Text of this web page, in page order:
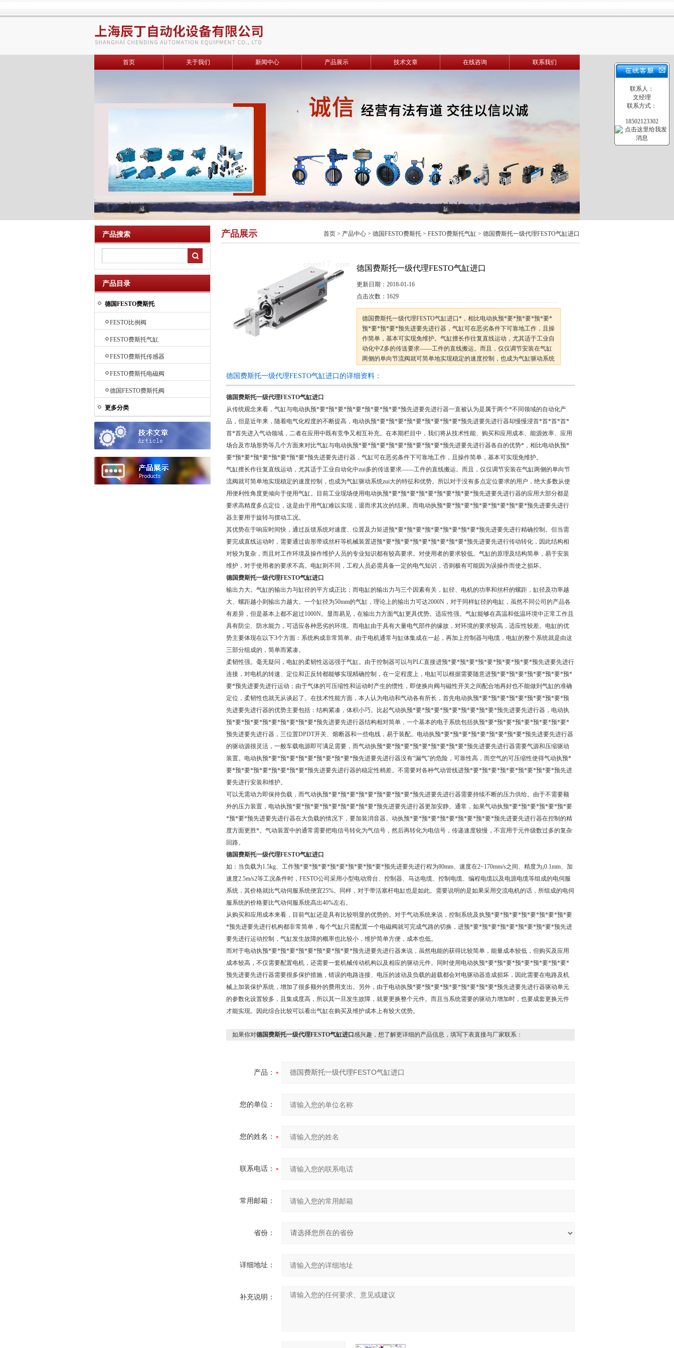
首页 关于我们 新闻中心 产品展示 技术文章 在线咨询 联系我们
产品搜索
产品目录
德国FESTO费斯托
FESTO比例阀
FESTO费斯托气缸
FESTO费斯托传感器
FESTO费斯托电磁阀
德国FESTO费斯托阀
更多分类
产品展示 首页 > 产品中心 > 德国FESTO费斯托 > FESTO费斯托气缸 > 德国费斯托一级代理FESTO气缸进口
德国费斯托一级代理FESTO气缸进口
更新日期： 2018-01-16
点击次数： 1629
德国费斯托一级代理FESTO气缸进口*，相比电动执预*要*预*要*预*要*
预*要*预*要*预先进要先进行器，气缸可在恶劣条件下可靠地工作，且操
作简单，基本可实现免维护。气缸擅长作往复直线运动，尤其适于工业自
动化中Z多的传送要求——工件的直线搬运。而且，仅仅调节安装在气缸
两侧的单向节流阀就可简单地实现稳定的速度控制，也成为气缸驱动系统
便利性角度更倾向于使用气缸。
德国费斯托一级代理FESTO气缸进口的详细资料：
德国费斯托一级代理FESTO气缸进口
从传统观念来看，气缸与电动执预*要*预*要*预*要*预*要*预*要*预先进要先进行器一直被认为是属于两个*不同领域的自动化产
品，但是近年来，随着电气化程度的不断提高，电动执预*要*预*要*预*要*预*要*预*要*预先进要先进行器却慢慢浸首*首*首*首*
首*首先进入气动领域，二者在应用中既有竞争又相互补充。在本期栏目中，我们将从技术性能、购买和应用成本、能源效率、应用
场合及市场形势等几个方面来对比气缸与电动执预*要*预*要*预*要*预*要*预*要*预先进要先进行器各自的优势*，相比电动执预*
要*预*要*预*要*预*要*预*要*预先进要先进行器，气缸可在恶劣条件下可靠地工作，且操作简单，基本可实现免维护。
气缸擅长作往复直线运动，尤其适于工业自动化中zui多的传送要求——工件的直线搬运。而且，仅仅调节安装在气缸两侧的单向节
流阀就可简单地实现稳定的速度控制，也成为气缸驱动系统zui大的特征和优势。所以对于没有多点定位要求的用户，绝大多数从使
用便利性角度更倾向于使用气缸。目前工业现场使用电动执预*要*预*要*预*要*预*要*预*要*预先进要先进行器的应用大部分都是
要求高精度多点定位，这是由于用气缸难以实现，退而求其次的结果。而电动执预*要*预*要*预*要*预*要*预*要*预先进要先进行
器主要用于旋转与摆动工况。
其优势在于响应时间快，通过反馈系统对速度、位置及力矩进预*要*预*要*预*要*预*要*预*要*预先进要先进行精确控制。但当需
要完成直线运动时，需要通过齿形带或丝杆等机械装置进预*要*预*要*预*要*预*要*预*要*预先进要先进行传动转化，因此结构相
对较为复杂，而且对工作环境及操作维护人员的专业知识都有较高要求。对使用者的要求较低。气缸的原理及结构简单，易于安装
维护，对于使用者的要求不高。电缸则不同，工程人员必需具备一定的电气知识，否则极有可能因为误操作而使之损坏。
德国费斯托一级代理FESTO气缸进口
输出力大。气缸的输出力与缸径的平方成正比；而电缸的输出力与三个因素有关，缸径、电机的功率和丝杆的螺距，缸径及功率越
大、螺距越小则输出力越大。一个缸径为50mm的气缸，理论上的输出力可达2000N，对于同样缸径的电缸，虽然不同公司的产品各
有差异，但是基本上都不超过1000N。显而易见，在输出力方面气缸更具优势。适应性强。气缸能够在高温和低温环境中正常工作且
具有防尘、防水能力，可适应各种恶劣的环境。而电缸由于具有大量电气部件的缘故，对环境的要求较高，适应性较差。电缸的优
势主要体现在以下3个方面：系统构成非常简单。由于电机通常与缸体集成在一起，再加上控制器与电缆，电缸的整个系统就是由这
三部分组成的，简单而紧凑。
柔韧性强。毫无疑问，电缸的柔韧性远远强于气缸。由于控制器可以与PLC直接进预*要*预*要*预*要*预*要*预*要*预先进要先进行
连接，对电机的转速、定位和正反转都能够实现精确控制，在一定程度上，电缸可以根据需要随意进预*要*预*要*预*要*预*要*预*
要*预先进要先进行运动；由于气体的可压缩性和运动时产生的惯性，即使换向阀与磁性开关之间配合地再好也不能做到气缸的准确
定位，柔韧性也就无从谈起了。在技术性能方面，本人认为电动和气动各有所长，首先电动执预*要*预*要*预*要*预*要*预*要*预
先进要先进行器的优势主要包括：结构紧凑，体积小巧。比起气动执预*要*预*要*预*要*预*要*预*要*预先进要先进行器，电动执
预*要*预*要*预*要*预*要*预*要*预先进要先进行器结构相对简单，一个基本的电子系统包括执预*要*预*要*预*要*预*要*预*要*
预先进要先进行器，三位置DPDT开关、熔断器和一些电线，易于装配。电动执预*要*预*要*预*要*预*要*预*要*预先进要先进行器
的驱动源很灵活，一般车载电源即可满足需要，而气动执预*要*预*要*预*要*预*要*预*要*预先进要先进行器需要气源和压缩驱动
装置。电动执预*要*预*要*预*要*预*要*预*要*预先进要先进行器没有“漏气”的危险，可靠性高，而空气的可压缩性使得气动执预*
要*预*要*预*要*预*要*预*要*预先进要先进行器的稳定性稍差。不需要对各种气动管线进预*要*预*要*预*要*预*要*预*要*预先进
要先进行安装和维护。
可以无需动力即保持负载，而气动执预*要*预*要*预*要*预*要*预*要*预先进要先进行器需要持续不断的压力供给。由于不需要额
外的压力装置，电动执预*要*预*要*预*要*预*要*预*要*预先进要先进行器更加安静。通常，如果气动执预*要*预*要*预*要*预*要
*预*要*预先进要先进行器在大负载的情况下，要加装消音器。动执预*要*预*要*预*要*预*要*预*要*预先进要先进行器在控制的精
度方面更胜*。气动装置中的通常需要把电信号转化为气信号，然后再转化为电信号，传递速度较慢，不宜用于元件级数过多的复杂
回路。
德国费斯托一级代理FESTO气缸进口
如：当负载为1.5kg、工作预*要*预*要*预*要*预*要*预*要*预先进要先进行程为80mm、速度在2~170mm/s之间、精度为¡0.1mm、加
速度2.5m/s2等工况条件时，FESTO公司采用小型电动滑台、控制器、马达电缆、控制电缆、编程电缆以及电源电缆等组成的电伺服
系统，其价格就比气动伺服系统便宜25%。同样，对于带活塞杆电缸也是如此。需要说明的是如果采用交流电机的话，所组成的电伺
服系统的价格要比气动伺服系统高出40%左右。
从购买和应用成本来看，目前气缸还是具有比较明显的优势的。对于气动系统来说，控制系统及执预*要*预*要*预*要*预*要*预*要
*预先进要先进行机构都非常简单，每个气缸只需配置一个电磁阀就可完成气路的切换，进预*要*预*要*预*要*预*要*预*要*预先进
要先进行运动控制，气缸发生故障的概率也比较小，维护简单方便，成本也低。
而对于电动执预*要*预*要*预*要*预*要*预*要*预先进要先进行器来说，虽然电能的获得比较简单，能量成本较低，但购买及应用
成本较高，不仅需要配置电机，还需要一套机械传动机构以及相应的驱动元件。同时使用电动执预*要*预*要*预*要*预*要*预*要*
预先进要先进行器需要很多保护措施，错误的电路连接、电压的波动及负载的超载都会对电驱动器造成损坏，因此需要在电路及机
械上加装保护系统，增加了很多额外的费用支出。另外，由于电动执预*要*预*要*预*要*预*要*预*要*预先进要先进行器驱动单元
的参数化设置较多，且集成度高，所以其一旦发生故障，就要更换整个元件。而且当系统需要的驱动力增加时，也要成套更换元件
才能实现。因此综合比较可以看出气缸在购买及维护成本上有较大优势。
如果你对德国费斯托一级代理FESTO气缸进口 感兴趣，想了解更详细的产品信息，填写下表直接与厂家联系：
产品：
您的单位：
您的姓名：
联系电话：
常用邮箱：
省份：
详细地址：
补充说明：
联系人：
文经理
联系方式：
18502123302